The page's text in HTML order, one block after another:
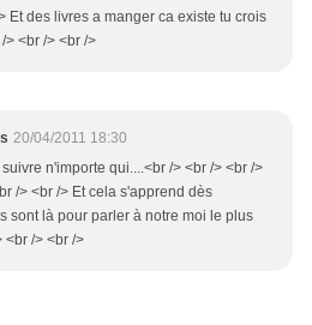
Et des livres a manger ca existe tu crois
> <br /> <br />
20/04/2011 18:30
n'importe qui....<br /> <br /> <br />
/> <br /> Et cela s'apprend dès
sont là pour parler à notre moi le plus
<br /> <br />